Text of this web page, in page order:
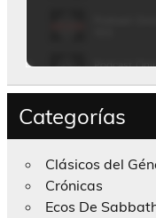
Categorías
Clásicos del
Crónicas
Ecos De